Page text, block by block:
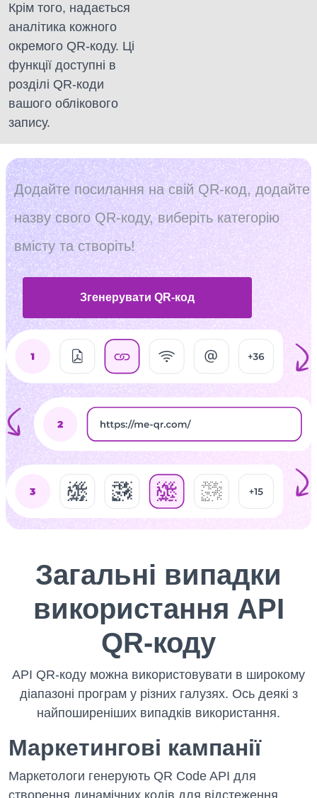
Крім того, надається
аналітика кожного
окремого QR-коду. Ці
функції доступні в
розділі QR-коди
вашого облікового
запису.
Додайте посилання на свій QR-код, додайте
назву свого QR-коду, виберіть категорію
вмісту та створіть!
Згенерувати QR-код
Загальні випадки
використання API
QR-коду
API QR-коду можна використовувати в широкому
діапазоні програм у різних галузях. Ось деякі з
найпоширеніших випадків використання.
Маркетингові кампанії
Маркетологи генерують QR Code API для
створення динамічних кодів для відстеження